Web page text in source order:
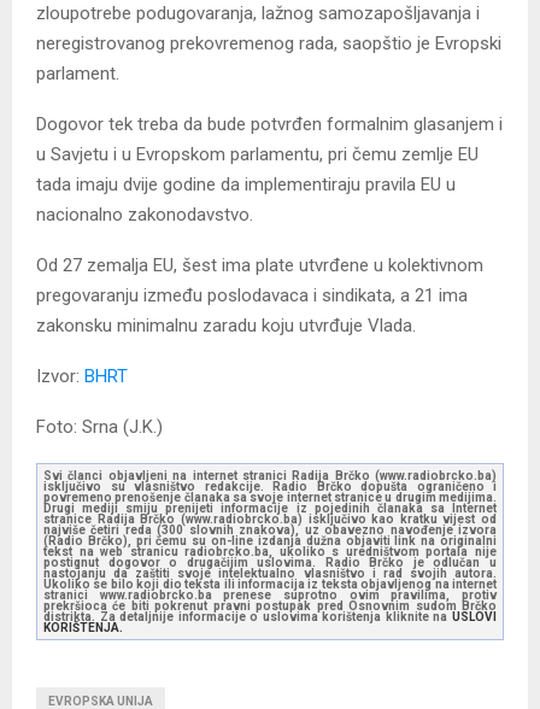
zloupotrebe podugovaranja, lažnog samozapošljavanja i
neregistrovanog prekovremenog rada, saopštio je Evropski
parlament.
Dogovor tek treba da bude potvrđen formalnim glasanjem i
u Savjetu i u Evropskom parlamentu, pri čemu zemlje EU
tada imaju dvije godine da implementiraju pravila EU u
nacionalno zakonodavstvo.
Od 27 zemalja EU, šest ima plate utvrđene u kolektivnom
pregovaranju između poslodavaca i sindikata, a 21 ima
zakonsku minimalnu zaradu koju utvrđuje Vlada.
Izvor: BHRT
Foto: Srna (J.K.)
Svi članci objavljeni na internet stranici Radija Brčko (www.radiobrcko.ba)
isključivo su vlasništvo redakcije. Radio Brčko dopušta ograničeno i
povremeno prenošenje članaka sa svoje internet stranice u drugim medijima.
Drugi mediji smiju prenijeti informacije iz pojedinih članaka sa Internet
stranice Radija Brčko (www.radiobrcko.ba) isključivo kao kratku vijest od
najviše četiri reda (300 slovnih znakova), uz obavezno navođenje izvora
(Radio Brčko), pri čemu su on-line izdanja dužna objaviti link na originalni
tekst na web stranicu radiobrcko.ba, ukoliko s uredništvom portala nije
postignut dogovor o drugačijim uslovima. Radio Brčko je odlučan u
nastojanju da zaštiti svoje intelektualno vlasništvo i rad svojih autora.
Ukoliko se bilo koji dio teksta ili informacija iz teksta objavljenog na internet
stranici www.radiobrcko.ba prenese suprotno ovim pravilima, protiv
prekršioca će biti pokrenut pravni postupak pred Osnovnim sudom Brčko
distrikta. Za detaljnije informacije o uslovima korištenja kliknite na USLOVI
KORIŠTENJA.
EVROPSKA UNIJA